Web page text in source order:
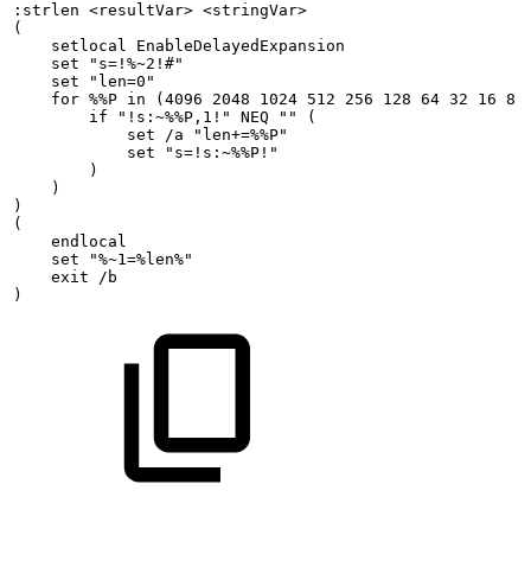
:strlen <resultVar> <stringVar>
(
setlocal
EnableDelayedExpansion
set
"s=!%~2!#"
set
"len=0"
for %%P in (4096 2048 1024 512 256 128 64 32 16 8
if
"!s:~%%P,1!" NEQ ""
(
set
/a
"len+=%%P"
set
"s=!s:~%%P!"
)
)
)
(
endlocal
set
"%~1=%len%"
exit
/b
)